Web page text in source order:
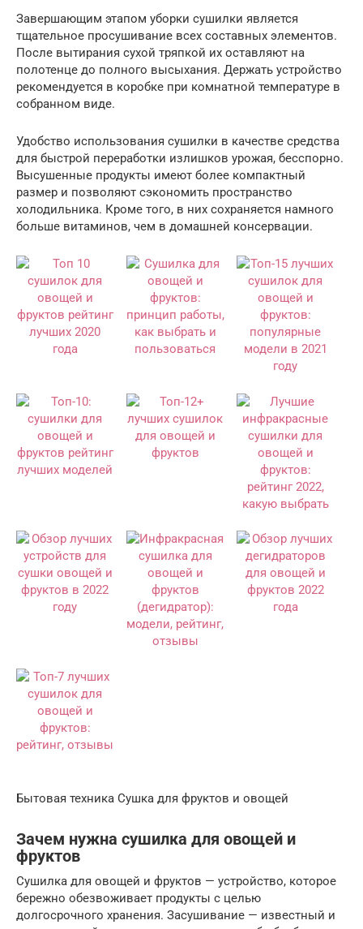
Завершающим этапом уборки сушилки является
тщательное просушивание всех составных элементов.
После вытирания сухой тряпкой их оставляют на
полотенце до полного высыхания. Держать устройство
рекомендуется в коробке при комнатной температуре в
собранном виде.
Удобство использования сушилки в качестве средства
для быстрой переработки излишков урожая, бесспорно.
Высушенные продукты имеют более компактный
размер и позволяют сэкономить пространство
холодильника. Кроме того, в них сохраняется намного
больше витаминов, чем в домашней консервации.
Бытовая техника Сушка для фруктов и овощей
Зачем нужна сушилка для овощей и
фруктов
Сушилка для овощей и фруктов — устройство, которое
бережно обезвоживает продукты с целью
долгосрочного хранения. Засушивание — известный и